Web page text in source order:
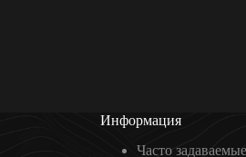
Информация
Часто задаваемые